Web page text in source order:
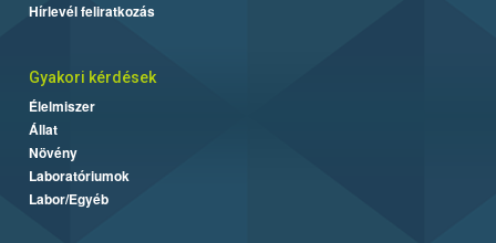
Hírlevél feliratkozás
Gyakori kérdések
Élelmiszer
Állat
Növény
Laboratóriumok
Labor/Egyéb